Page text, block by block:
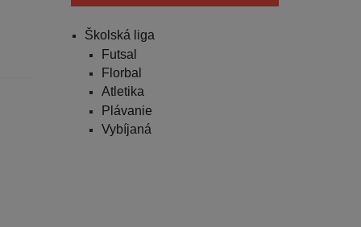
Školská liga
Futsal
Florbal
Atletika
Plávanie
Vybíjaná